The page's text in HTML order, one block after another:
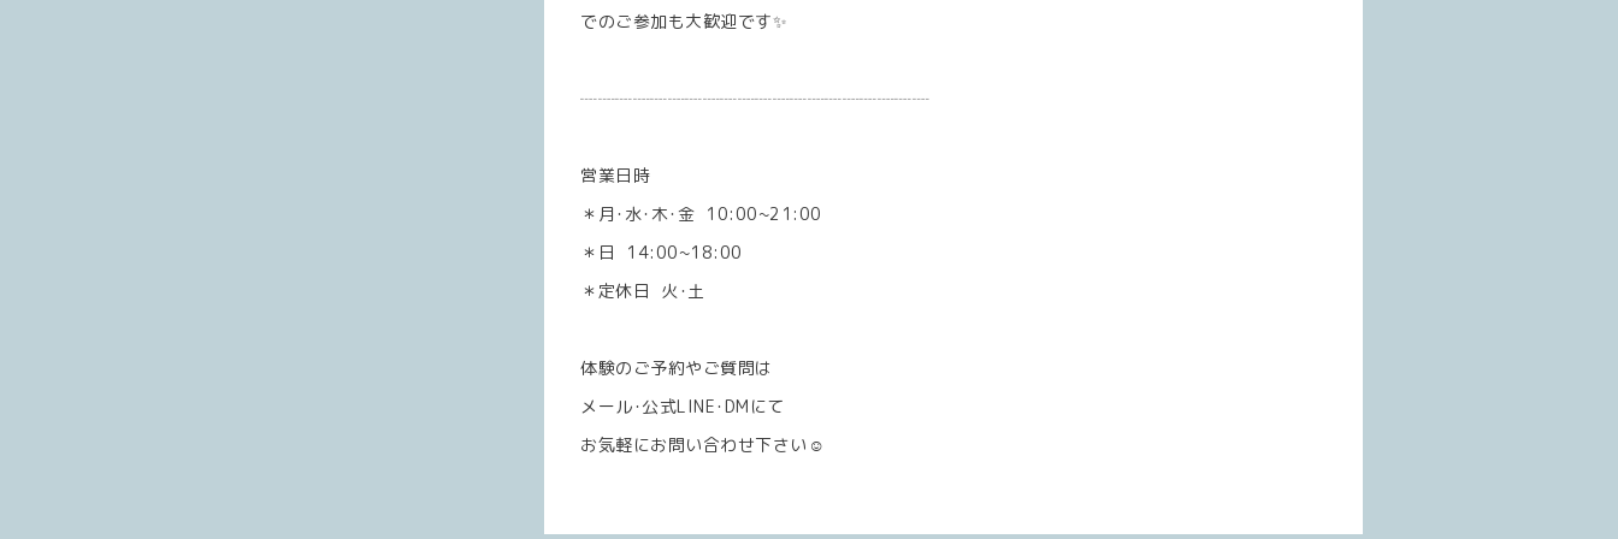
でのご参加も大歓迎です✨
┈┈┈┈┈┈┈┈┈┈┈┈┈┈┈┈┈┈┈┈
営業日時
＊月･水･木･金 10:00~21:00
＊日 14:00~18:00
＊定休日 火･土
体験のご予約やご質問は
メール･公式LINE･DMにて
お気軽にお問い合わせ下さい☺️